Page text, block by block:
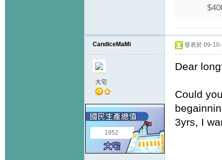
CandiceMaMi
大宅
1952
發表於 09-
Dear
Could
3yrs, I